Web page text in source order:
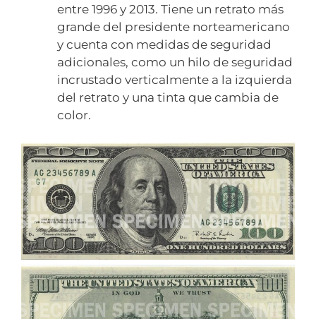
entre 1996 y 2013. Tiene un retrato más
grande del presidente norteamericano
y cuenta con medidas de seguridad
adicionales, como un hilo de seguridad
incrustado verticalmente a la izquierda
del retrato y una tinta que cambia de
color.